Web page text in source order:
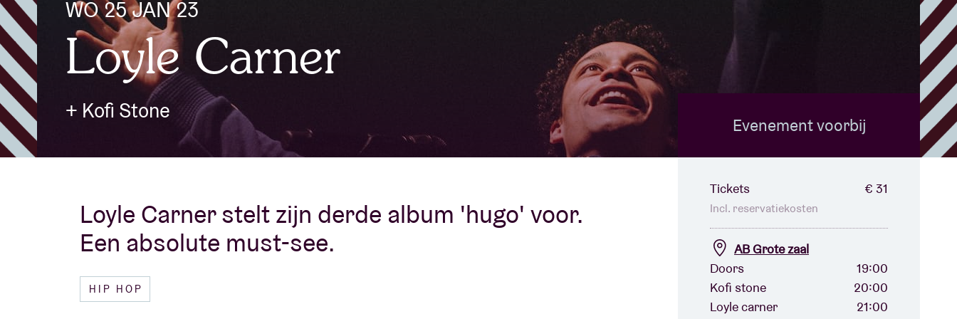
Bezoekersinfo
AB ❤ you
Over AB
Contact
WO 25 JAN 23
Loyle Carner
+ Kofi Stone
Loyle Carner stelt zijn derde album 'hugo' voor.
Een absolute must-see.
HIP HOP
Evenement voorbij
Tickets € 31
Incl. reservatiekosten
AB Grote zaal
Doors
19:00
Kofi stone
20:00
Loyle carner
21:00